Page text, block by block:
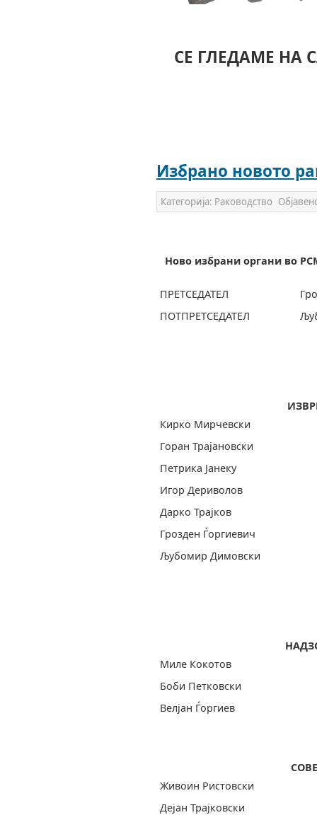
СЕ ГЛЕДАМЕ НА
Избрано новото
Категорија: Раководство
Ново избрани органи во
ПРЕТСЕДАТЕЛ
ПОТПРЕTСЕДАТЕЛ
Кирко Мирчевски
Горан Трајановски
Петрика
Игор Дериволов
Дарко Трајков
Грозден Ѓоргиевич
Љубомир Димовски
Миле Кокотов
Боби Петковски
Велјан Ѓоргиев
Живоин Ристовски
Дејан Трајковски